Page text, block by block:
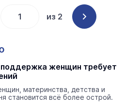
из 2
поддержка женщин требует
материнства, детства и
становится всё более острой.